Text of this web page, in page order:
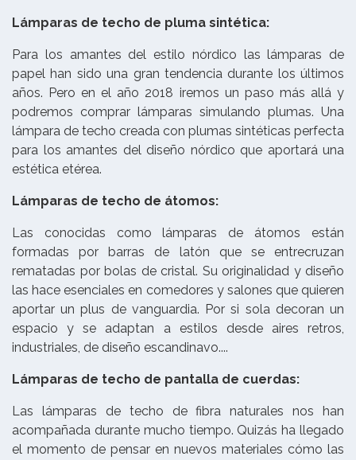
Lámparas de techo de pluma sintética:
Para los amantes del estilo nórdico las lámparas de
papel han sido una gran tendencia durante los últimos
años. Pero en el año 2018 iremos un paso más allá y
podremos comprar lámparas simulando plumas. Una
lámpara de techo creada con plumas sintéticas perfecta
para los amantes del diseño nórdico que aportará una
estética etérea.
Lámparas de techo de átomos:
Las conocidas como lámparas de átomos están
formadas por barras de latón que se entrecruzan
rematadas por bolas de cristal. Su originalidad y diseño
las hace esenciales en comedores y salones que quieren
aportar un plus de vanguardia. Por si sola decoran un
espacio y se adaptan a estilos desde aires retros,
industriales, de diseño escandinavo....
Lámparas de techo de pantalla de cuerdas:
Las lámparas de techo de fibra naturales nos han
acompañada durante mucho tiempo. Quizás ha llegado
el momento de pensar en nuevos materiales cómo las